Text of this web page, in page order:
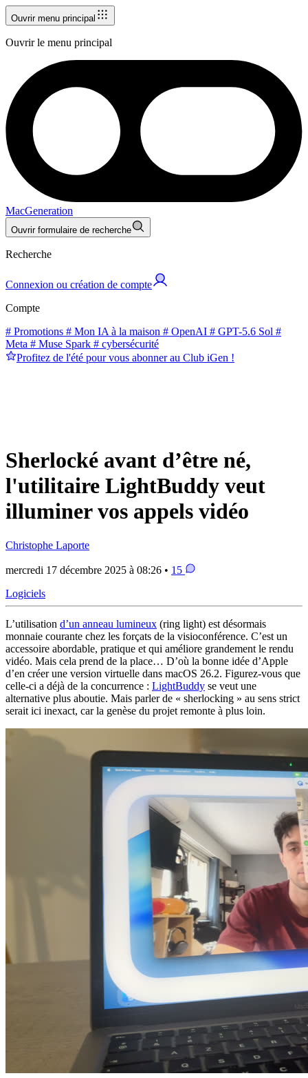
Ouvrir menu principal
Ouvrir le menu principal
MacGeneration
Ouvrir formulaire de recherche
Recherche
Connexion ou création de compte
Compte
# Promotions # Mon IA à la maison # OpenAI # GPT-5.6 Sol #
Meta # Muse Spark # cybersécurité
Profitez de l'été pour vous abonner au Club iGen !
Sherlocké avant d’être né,
l'utilitaire LightBuddy veut
illuminer vos appels vidéo
Christophe Laporte
mercredi 17 décembre 2025 à 08:26 • 15
Logiciels
L’utilisation d’un anneau lumineux (ring light) est désormais
monnaie courante chez les forçats de la visioconférence. C’est un
accessoire abordable, pratique et qui améliore grandement le rendu
vidéo. Mais cela prend de la place… D’où la bonne idée d’Apple
d’en créer une version virtuelle dans macOS 26.2. Figurez-vous que
celle-ci a déjà de la concurrence : LightBuddy se veut une
alternative plus aboutie. Mais parler de « sherlocking » au sens strict
serait ici inexact, car la genèse du projet remonte à plus loin.